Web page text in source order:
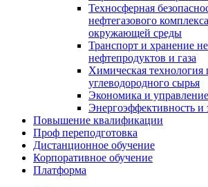
Техносферная
нефтегазового
окружающей среды
Транспорт и хранение
нефтепродуктов и газа
Химическая технология
углеводородного сырья
Экономика и управление
Энергоэффективность и
Повышение квалификации
Проф переподготовка
Дистанционное обучение
Корпоративное обучение
Платформа